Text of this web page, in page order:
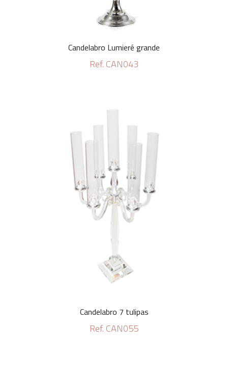
Candelabro Lumieré grande
Ref. CAN043
Candelabro 7 tulipas
Ref. CAN055